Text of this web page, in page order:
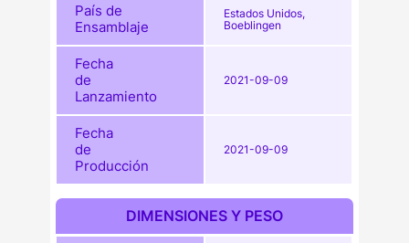
País de
Ensamblaje
Estados Unidos,
Boeblingen
Fecha
de
Lanzamiento
2021-09-09
Fecha
de
Producción
2021-09-09
DIMENSIONES Y PESO